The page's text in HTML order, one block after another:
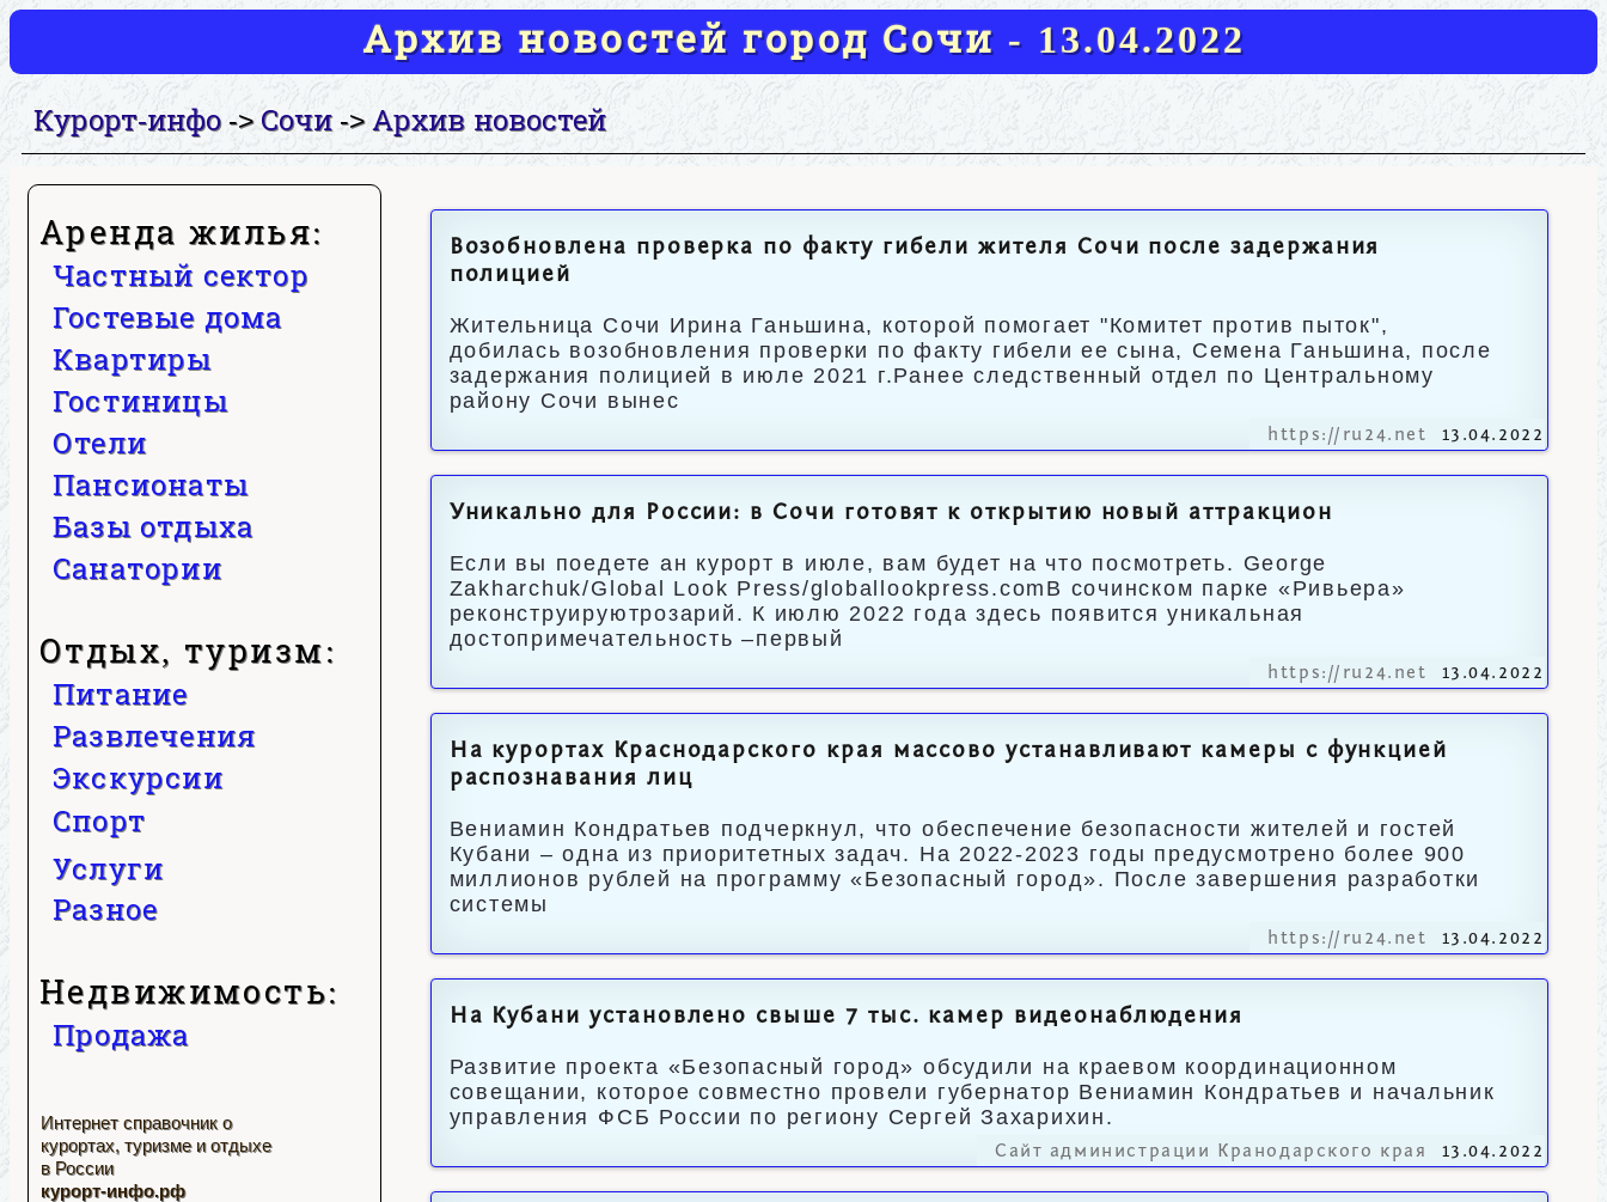
Архив новостей город Сочи - 13.04.2022
Курорт-инфо-> Сочи->Архив новостей
Аренда жилья:
Частный сектор
Гостевые дома
Квартиры
Гостиницы
Отели
Пансионаты
Базы отдыха
Санатории
Отдых, туризм:
Питание
Развлечения
Экскурсии
Спорт
Услуги
Разное
Недвижимость:
Продажа
Интернет справочник о
курортах, туризме и отдыхе
в России
курорт-инфо.рф
Возобновлена проверка по факту гибели жителя Сочи после задержания
полицией
Жительница Сочи Ирина Ганьшина, которой помогает "Комитет против пыток",
добилась возобновления проверки по факту гибели ее сына, Семена Ганьшина, после
задержания полицией в июле 2021 г.Ранее следственный отдел по Центральному
району Сочи вынес
https://ru24.net 13.04.2022
Уникально для России: в Сочи готовят к открытию новый аттракцион
Если вы поедете ан курорт в июле, вам будет на что посмотреть. George
Zakharchuk/Global Look Press/globallookpress.comВ сочинском парке «Ривьера»
реконструируютрозарий. К июлю 2022 года здесь появится уникальная
достопримечательность –первый
https://ru24.net 13.04.2022
На курортах Краснодарского края массово устанавливают камеры с функцией
распознавания лиц
Вениамин Кондратьев подчеркнул, что обеспечение безопасности жителей и гостей
Кубани – одна из приоритетных задач. На 2022-2023 годы предусмотрено более 900
миллионов рублей на программу «Безопасный город». После завершения разработки
системы
https://ru24.net 13.04.2022
На Кубани установлено свыше 7 тыс. камер видеонаблюдения
Развитие проекта «Безопасный город» обсудили на краевом координационном
совещании, которое совместно провели губернатор Вениамин Кондратьев и начальник
управления ФСБ России по региону Сергей Захарихин.
Сайт администрации Кранодарского края 13.04.2022